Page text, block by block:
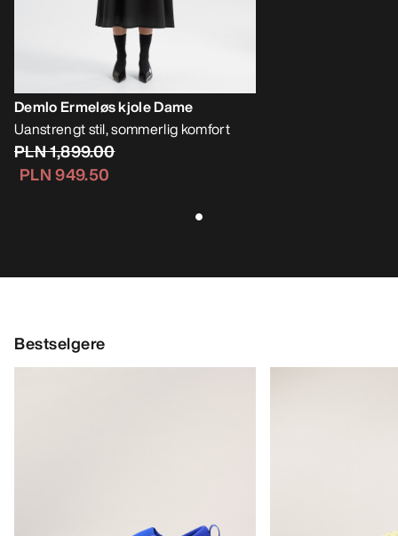
Demlo Ermeløs kjole Dame
Uanstrengt stil, sommerlig komfort
PLN 1,899.00
PLN 949.50
Bestselgere